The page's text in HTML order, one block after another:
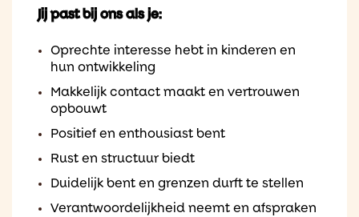
Jij past bij ons als je:
Oprechte interesse hebt in kinderen en
hun ontwikkeling
Makkelijk contact maakt en vertrouwen
opbouwt
Positief en enthousiast bent
Rust en structuur biedt
Duidelijk bent en grenzen durft te stellen
Verantwoordelijkheid neemt en afspraken